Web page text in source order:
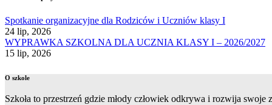
Spotkanie organizacyjne dla Rodziców i Uczniów klasy I
24 lip, 2026
WYPRAWKA SZKOLNA DLA UCZNIA KLASY I – 2026/2027
15 lip, 2026
O szkole
Szkoła to przestrzeń gdzie młody człowiek odkrywa i rozwija swoje